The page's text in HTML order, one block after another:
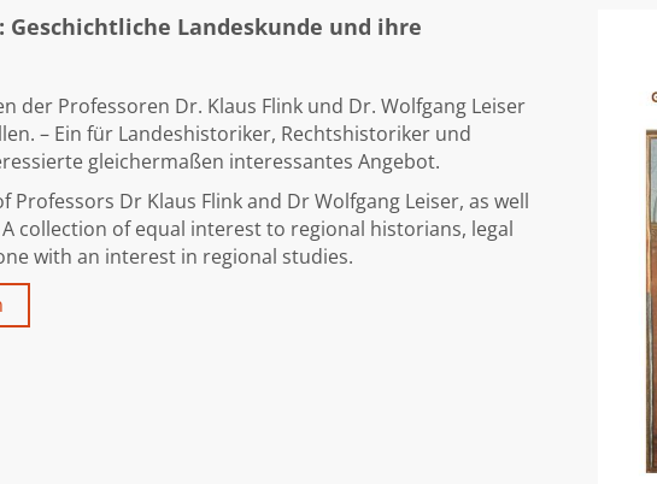
Geschichtliche Landeskunde und ihre
der Professoren Dr. Klaus Flink und Dr. Wolfgang Leiser
– Ein für Landeshistoriker, Rechtshistoriker und
gleichermaßen interessantes Angebot.
Professors Dr Klaus Flink and Dr Wolfgang Leiser, as well
collection of equal interest to regional historians, legal
with an interest in regional studies.